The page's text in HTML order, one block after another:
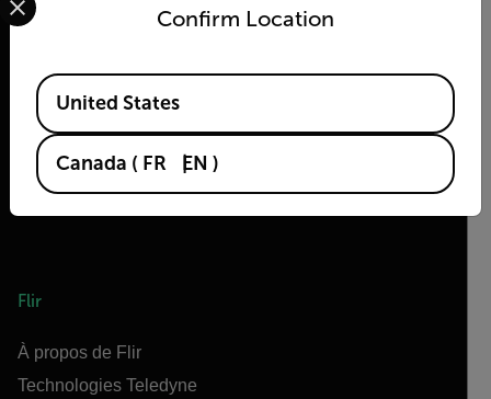
Flir
À propos de Flir
Technologies Teledyne
Confirm Location
Available Locations
United States
Canada ( FR EN )